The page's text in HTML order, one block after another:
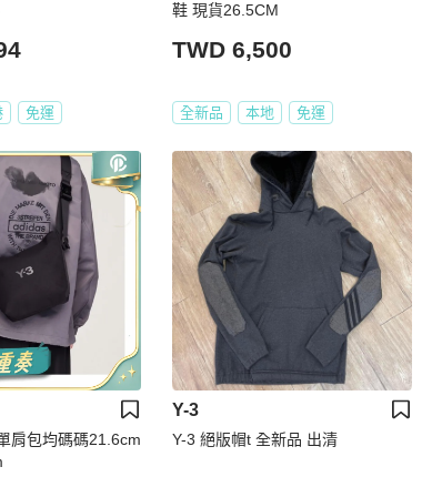
免運
鞋 現貨26.5CM
TWD 6,500
全新品 本地 免運
肩包均碼碼21.6cm
Y-3
Y-3 絕版帽t 全新品 出清